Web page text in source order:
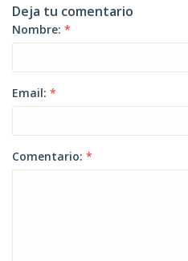
Deja tu comentario
Nombre: *
Email: *
Comentario: *